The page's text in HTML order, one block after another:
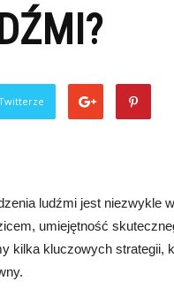
ludźmi jest niezwykle
umiejętność
kilka kluczowych strategii,